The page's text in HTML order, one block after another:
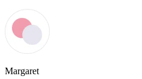
Margaret